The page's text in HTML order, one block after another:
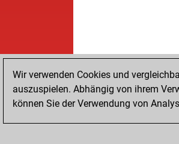
Wir verwenden Cookies und
auszuspielen. Abhängig von ihrem
können Sie der Verwendung von